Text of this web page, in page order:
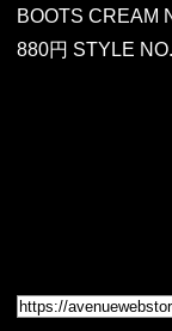
BOOTS CREAM
880円 STYLE